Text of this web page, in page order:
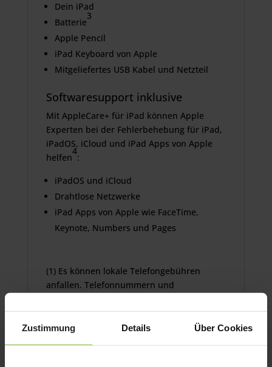
Zustimmung Details Über Cookies
Dein iPad
Batterie
3
Apple Pencil
iPad Keyboard von Apple
Mitgeliefertes USB Kabel und Netzteil
Softwaresupport inklusive
Mit AppleCare+ für iPad können Apple
Experten bei der Fehlerbehebung für iPad,
iPadOS, iCloud und iPad Apps von Apple
helfen
4
:
iPadOS und iCloud
Drahtlose Netzwerke
iPad Apps von Apple wie FaceTime,
Keynote, Numbers und Pages
(1) Es können lokale Telefongebühren
anfallen. Telefonnummern und
Änderungen sind vorbehalten.
(2) Der AppleCare+ Hardwareschutz beginnt